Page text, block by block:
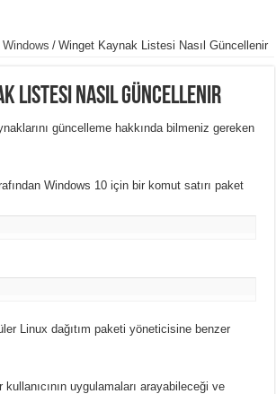
Windows / Winget Kaynak Listesi Nasıl Güncellenir
Listesi Nasıl Güncellenir
güncelleme hakkında bilmeniz gereken
Windows 10 için bir komut satırı paket
Linux dağıtım paketi yöneticisine benzer
kullanıcının uygulamaları arayabileceği ve